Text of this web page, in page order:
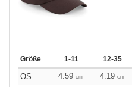
Größe 1-11 12-35
OS 4.59 CHF 4.19 CHF